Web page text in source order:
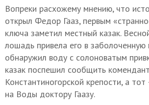
Вопреки расхожему мнению, что
открыл Федор Гааз, первым
ключа заметил местный казак.
лошадь привела его в заболоченную
обнаружил воду с солоноватым
казак поспешил сообщить
Константиногорской крепости, а
на Воды доктору Гаазу.